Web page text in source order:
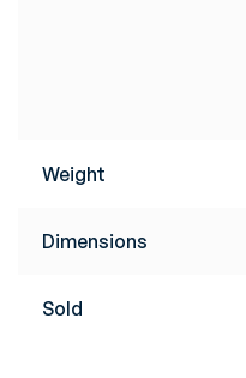
Weight
Dimensions
Sold